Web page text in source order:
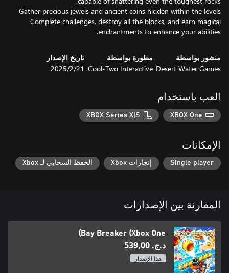
enchantments to enhance your abilities.
منشور بواسطة
Desert Water Games
مطورة بواسطة
Cool-Two Interactive
تاريخ الإصدار
21‏/2‏/2025
العب باستخدام
XBOX One
XBOX Series X|S
الإمكانات
Single player إنجازات Xbox الحفظ السحابي لـ Xbox
المقارنة بين الإصدارات
Bay Breaker (Xbox One)
د.ج.‏ 539,00
هذا الإصدار